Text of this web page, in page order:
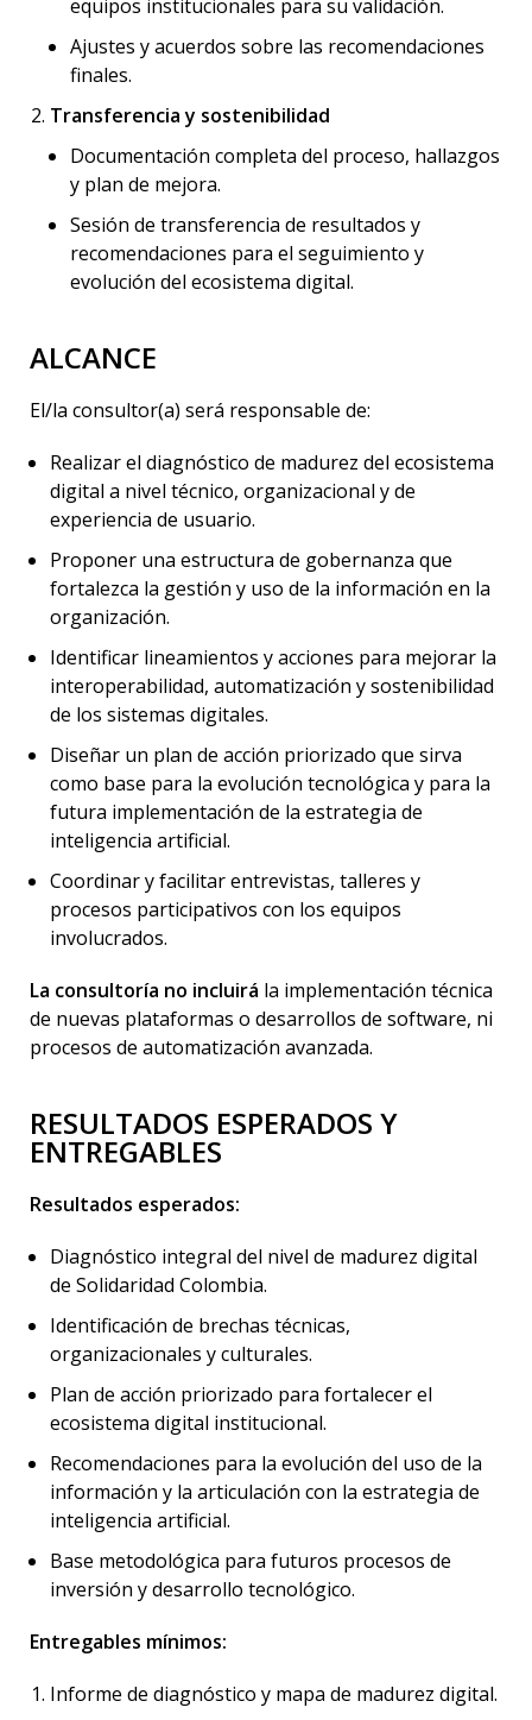
equipos institucionales para su validación.
Ajustes y acuerdos sobre las recomendaciones
finales.
Transferencia y sostenibilidad
Documentación completa del proceso, hallazgos
y plan de mejora.
Sesión de transferencia de resultados y
recomendaciones para el seguimiento y
evolución del ecosistema digital.
ALCANCE
El/la consultor(a) será responsable de:
Realizar el diagnóstico de madurez del ecosistema
digital a nivel técnico, organizacional y de
experiencia de usuario.
Proponer una estructura de gobernanza que
fortalezca la gestión y uso de la información en la
organización.
Identificar lineamientos y acciones para mejorar la
interoperabilidad, automatización y sostenibilidad
de los sistemas digitales.
Diseñar un plan de acción priorizado que sirva
como base para la evolución tecnológica y para la
futura implementación de la estrategia de
inteligencia artificial.
Coordinar y facilitar entrevistas, talleres y
procesos participativos con los equipos
involucrados.
La consultoría no incluirá la implementación técnica
de nuevas plataformas o desarrollos de software, ni
procesos de automatización avanzada.
RESULTADOS ESPERADOS Y
ENTREGABLES
Resultados esperados:
Diagnóstico integral del nivel de madurez digital
de Solidaridad Colombia.
Identificación de brechas técnicas,
organizacionales y culturales.
Plan de acción priorizado para fortalecer el
ecosistema digital institucional.
Recomendaciones para la evolución del uso de la
información y la articulación con la estrategia de
inteligencia artificial.
Base metodológica para futuros procesos de
inversión y desarrollo tecnológico.
Entregables mínimos:
Informe de diagnóstico y mapa de madurez digital.